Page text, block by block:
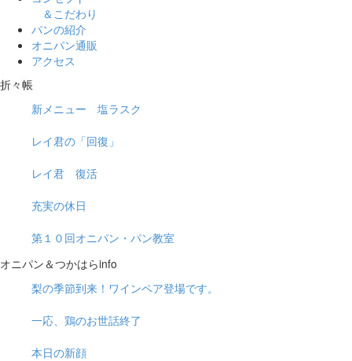
＆こだわり
パンの紹介
オニパン通販
アクセス
折々帳
新メニュー 塩ラスク
レイ君の「回復」
レイ君 復活
充実の休日
第１０回オニパン・パン教室
オニパン＆つかはらinfo
梨の季節到来！ワインペア登場です。
一応、鶏のお世話終了
本日の新顔